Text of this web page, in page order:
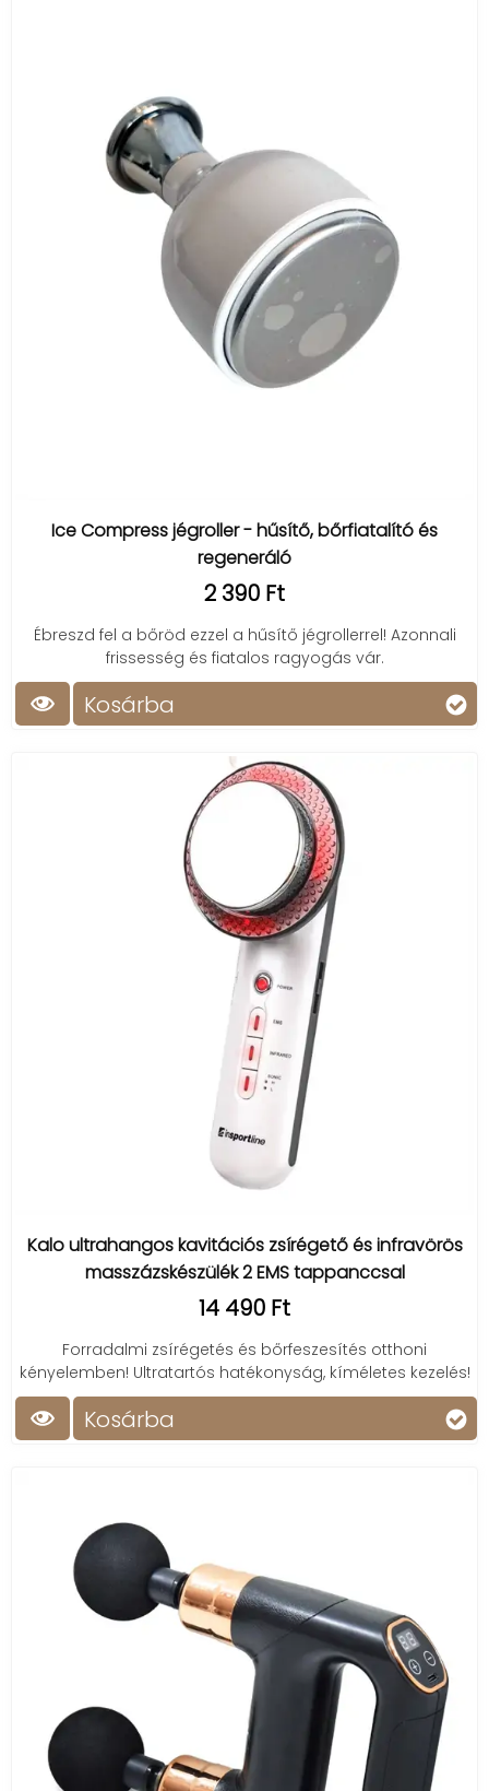
Ice Compress jégroller - hűsítő, bőrfiatalító és
regeneráló
2 390 Ft
Ébreszd fel a bőröd ezzel a hűsítő jégrollerrel! Azonnali
frissesség és fiatalos ragyogás vár.
Kosárba
Kalo ultrahangos kavitációs zsírégető és infravörös
masszázskészülék 2 EMS tappanccsal
14 490 Ft
Forradalmi zsírégetés és bőrfeszesítés otthoni
kényelemben! Ultratartós hatékonyság, kíméletes kezelés!
Kosárba